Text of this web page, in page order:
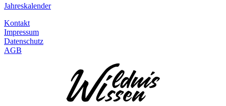
Jahreskalender
Kontakt
Impressum
Datenschutz
AGB